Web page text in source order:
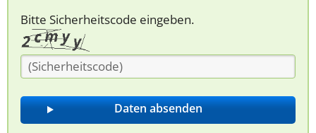
Bitte Sicherheitscode eingeben.